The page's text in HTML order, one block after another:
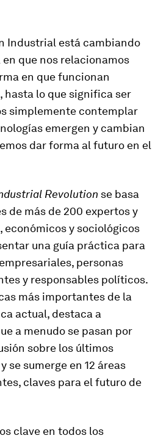
Industrial está cambiando
que nos relacionamos
en que funcionan
hasta lo que significa ser
simplemente contemplar
emergen y cambian
dar forma al futuro en el
Revolution se basa
de más de 200 expertos y
económicos y sociológicos
una guía práctica para
personas
y responsables políticos.
más importantes de la
actual, destaca a
a menudo se pasan por
sobre los últimos
se sumerge en 12 áreas
claves para el futuro de
clave en todos los